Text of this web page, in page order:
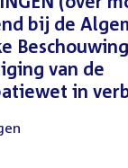
bij de
van de
in